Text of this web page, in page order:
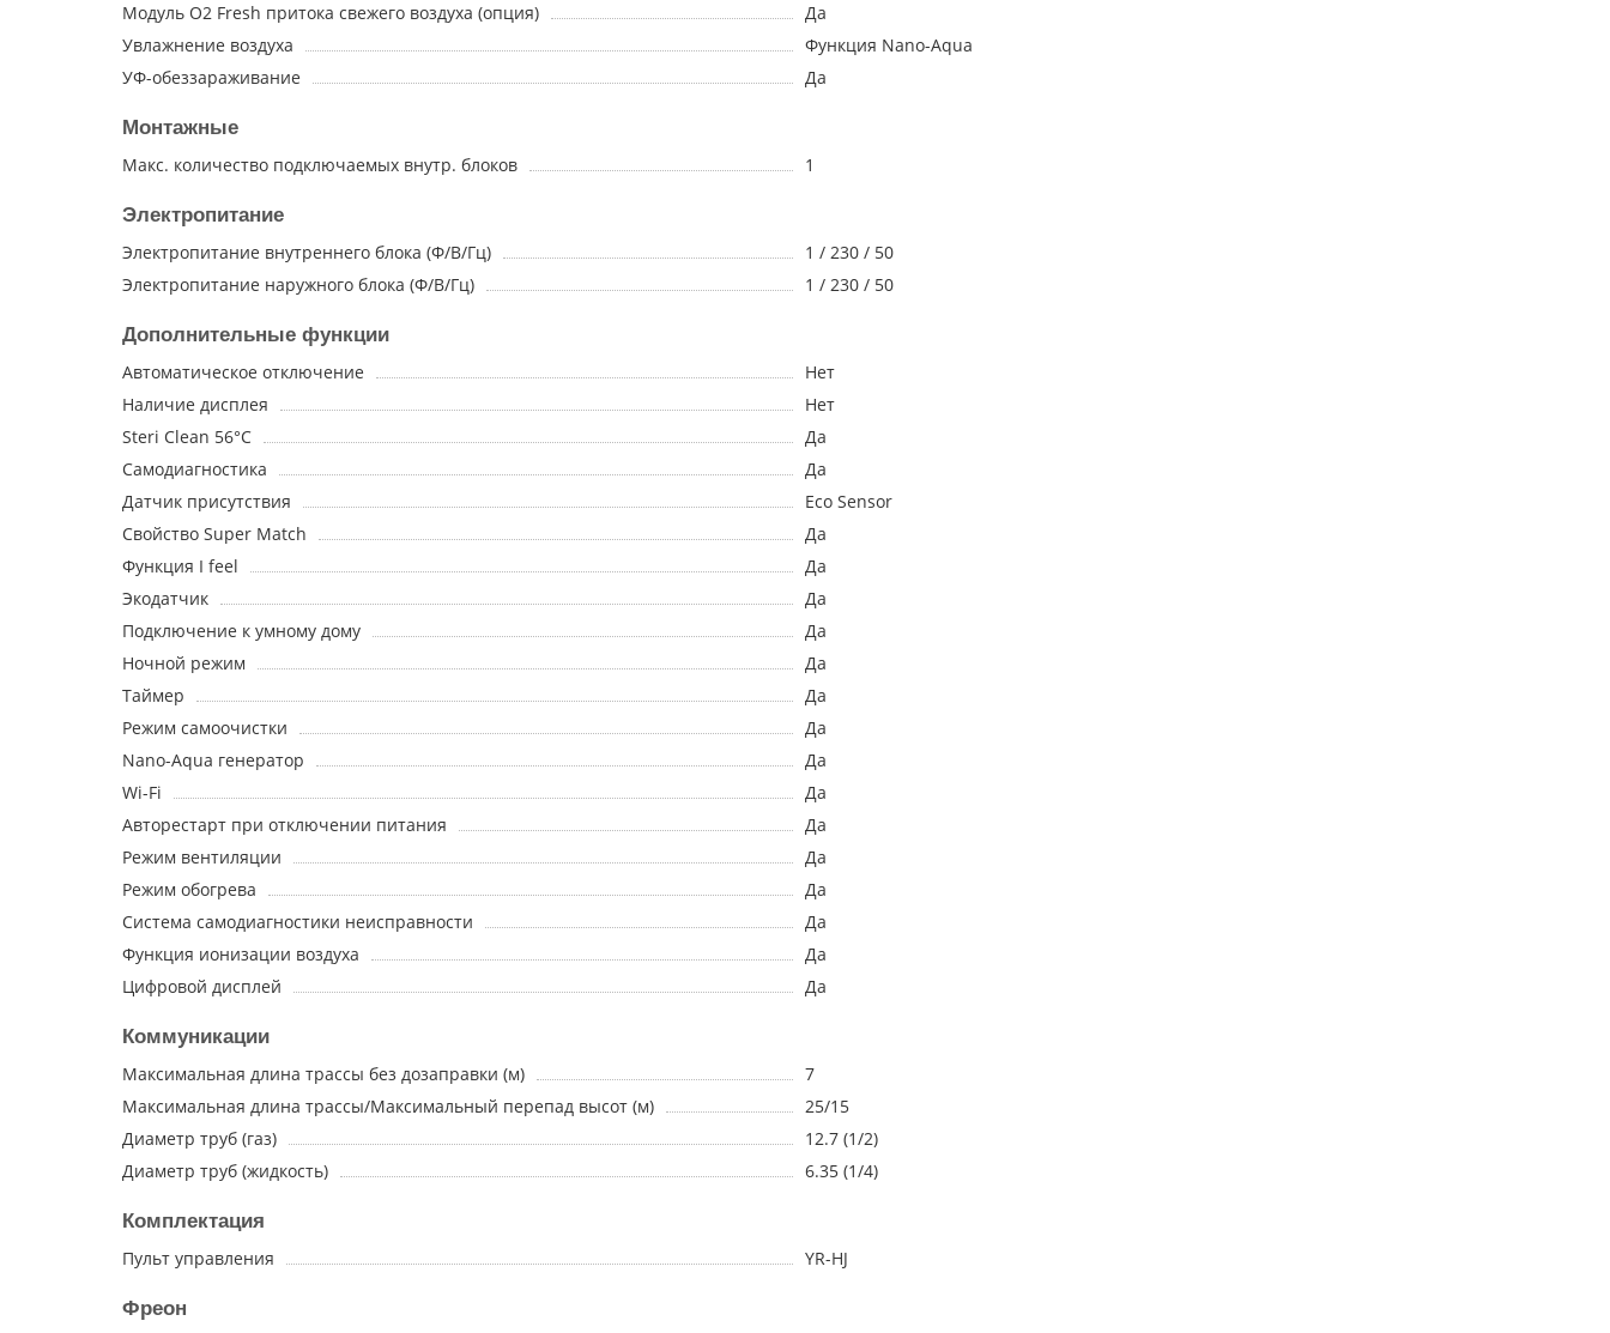
Модуль O2 Fresh притока свежего воздуха (опция)
Да
Увлажнение воздуха
Функция Nano-Aqua
УФ-обеззараживание
Да
Монтажные
Макс. количество подключаемых внутр. блоков
1
Электропитание
Электропитание внутреннего блока (Ф/В/Гц)
1 / 230 / 50
Электропитание наружного блока (Ф/В/Гц)
1 / 230 / 50
Дополнительные функции
Автоматическое отключение
Нет
Наличие дисплея
Нет
Steri Clean 56°C
Да
Самодиагностика
Да
Датчик присутствия
Eco Sensor
Свойство Super Match
Да
Функция I feel
Да
Экодатчик
Да
Подключение к умному дому
Да
Ночной режим
Да
Таймер
Да
Режим самоочистки
Да
Nano-Aqua генератор
Да
Wi-Fi
Да
Авторестарт при отключении питания
Да
Режим вентиляции
Да
Режим обогрева
Да
Система самодиагностики неисправности
Да
Функция ионизации воздуха
Да
Цифровой дисплей
Да
Коммуникации
Максимальная длина трассы без дозаправки (м)
7
Максимальная длина трассы/Максимальный перепад высот (м)
25/15
Диаметр труб (газ)
12.7 (1/2)
Диаметр труб (жидкость)
6.35 (1/4)
Комплектация
Пульт управления
YR-HJ
Фреон